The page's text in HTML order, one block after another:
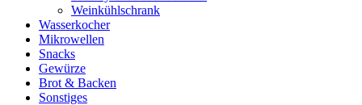
Weinkühlschrank
Wasserkocher
Mikrowellen
Snacks
Gewürze
Brot & Backen
Sonstiges